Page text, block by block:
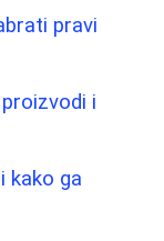
pravi
i
kako ga